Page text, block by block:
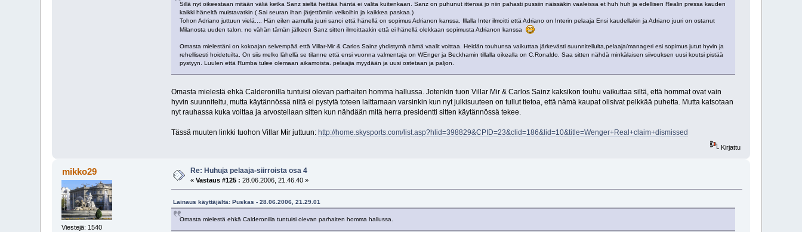
Sillä nyt oikeestaan mitään väliä ketka Sanz sieltä heittää häntä ei valita kuitenkaan. Sanz on puhunut ittensä jo niin pahasti pussiin näissäkin vaaleissa et huh huh ja edellisen Realin pressa kauden
kaikki häneltä muistavatkin ( Sai seuran ihan järjettömiin velkoihin ja kaikkea paskaa.)
Tohon Adriano juttuun vielä.... Hän eilen aamulla juuri sanoi että hänellä on sopimus Adrianon kanssa. Illalla Inter ilmoitti että Adriano on Interin pelaaja Ensi kaudellakin ja Adriano juuri on ostanut
Milanosta uuden talon, no vähän tämän jälkeen Sanz sitten ilmoittaakin että ei hänellä olekkaan sopimusta Adrianon kanssa
Omasta mielestäni on kokoajan selvempää että Villar-Mir & Carlos Sainz yhdistymä nämä vaalit voittaa. Heidän touhunsa vaikuttaa järkevästi suunnitellulta,pelaaja/manageri esi sopimus jutut hyvin ja
rehellisesti hoidetuilta. On siis melko lähellä se tilanne että ensi vuonna valmentaja on WEnger ja Beckhamin tillalla oikealla on C.Ronaldo. Saa sitten nähdä minkälaisen siivouksen uusi koutsi pistää
pystyyn. Luulen että Rumba tulee olemaan aikamoista. pelaajia myydään ja uusi ostetaan ja paljon.
Omasta mielestä ehkä Calderonilla tuntuisi olevan parhaiten homma hallussa. Jotenkin tuon Villar Mir & Carlos Sainz kaksikon touhu vaikuttaa siltä, että hommat ovat vain
hyvin suunniteltu, mutta käytännössä niitä ei pystytä toteen laittamaan varsinkin kun nyt julkisuuteen on tullut tietoa, että nämä kaupat olisivat pelkkää puhetta. Mutta katsotaan
nyt rauhassa kuka voittaa ja arvostellaan sitten kun nähdään mitä herra presidentti sitten käytännössä tekee.
Tässä muuten linkki tuohon Villar Mir juttuun: http://home.skysports.com/list.asp?hlid=398829&CPID=23&clid=186&lid=10&title=Wenger+Real+claim+dismissed
Kirjattu
mikko29
Viestejä: 1540
Re: Huhuja pelaaja-siirroista osa 4
«Vastaus #125 : 28.06.2006, 21.46.40 »
Lainaus käyttäjältä: Puskas - 28.06.2006, 21.29.01
Omasta mielestä ehkä Calderonilla tuntuisi olevan parhaiten homma hallussa.